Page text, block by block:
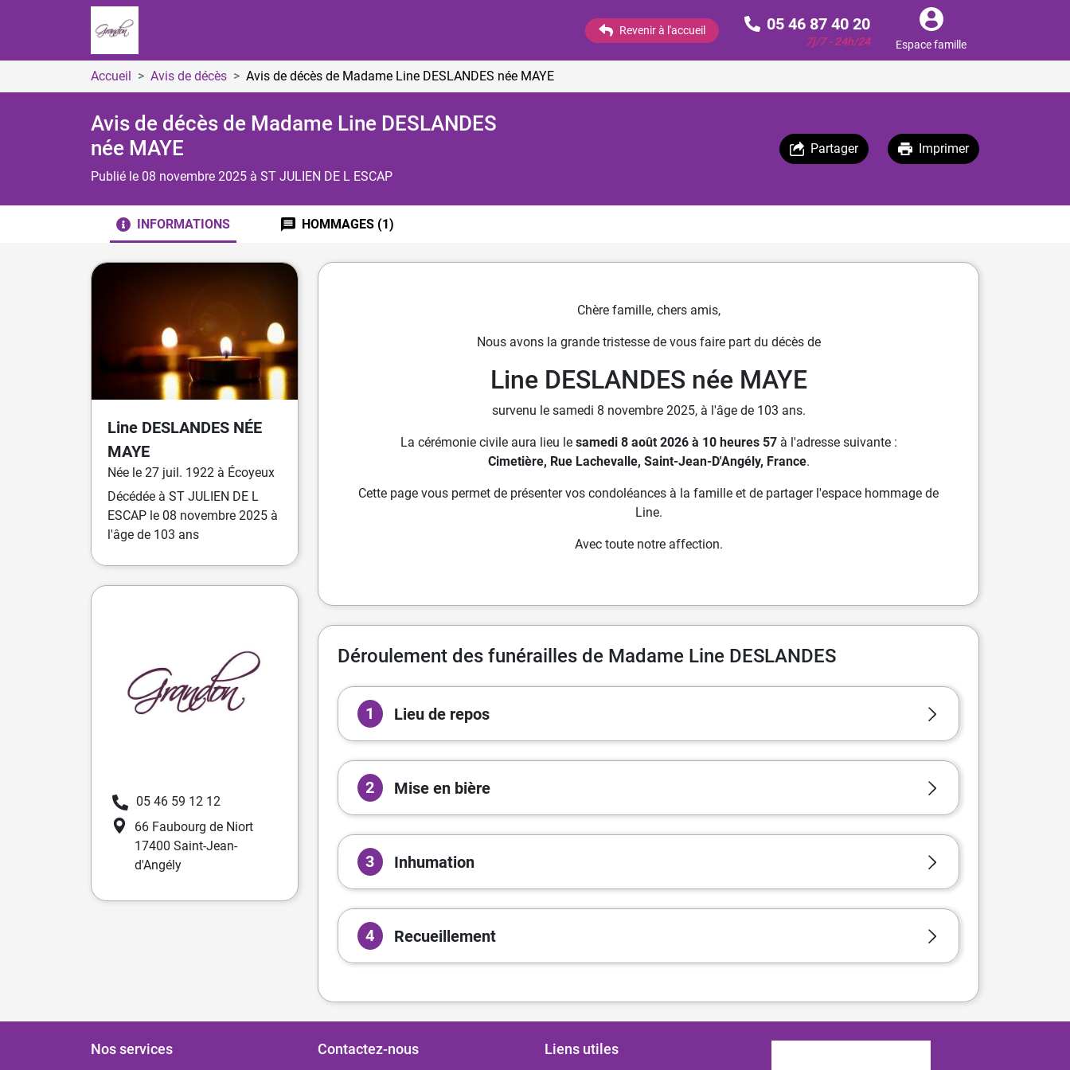
Revenir à l'accueil 05 46 87 40 20
7j/7 - 24h/24 Espace famille
Accueil Avis de décès Avis de décès de Madame Line DESLANDES née MAYE
Avis de décès de Madame Line DESLANDES
née MAYE
Publié le 08 novembre 2025 à ST JULIEN DE L ESCAP
Partager Imprimer
INFORMATIONS HOMMAGES (1)
Line DESLANDES NÉE
MAYE
Née le 27 juil. 1922 à Écoyeux
Décédée à ST JULIEN DE L
ESCAP le 08 novembre 2025 à
l'âge de 103 ans
05 46 59 12 12
66 Faubourg de Niort
17400 Saint-Jean-
d'Angély
Chère famille, chers amis,
Nous avons la grande tristesse de vous faire part du décès de
Line DESLANDES née MAYE
survenu le samedi 8 novembre 2025, à l'âge de 103 ans.
La cérémonie civile aura lieu le samedi 8 août 2026 à 10 heures 57à l'adresse suivante :
Cimetière, Rue Lachevalle, Saint-Jean-D'Angély, France.
Cette page vous permet de présenter vos condoléances à la famille et de partager l'espace hommage de
Line.
Avec toute notre affection.
Déroulement des funérailles de Madame Line DESLANDES
1 Lieu de repos
2 Mise en bière
3 Inhumation
4 Recueillement
Nos services Contactez-nous Liens utiles